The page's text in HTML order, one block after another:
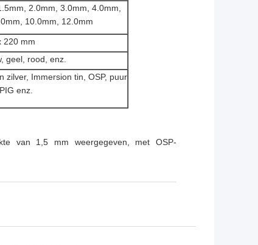
2.0mm, 3.0mm, 4.0mm,
10.0mm, 12.0mm
220 mm
geel, rood, enz.
zilver, Immersion tin, OSP, puur
enz.
van 1,5 mm weergegeven, met OSP-